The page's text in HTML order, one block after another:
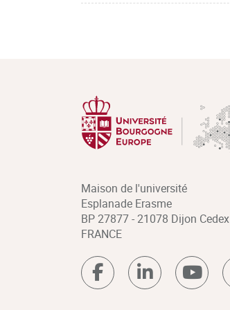
Maison de l'université
Esplanade Erasme
BP 27877 - 21078 Dijon Cedex
FRANCE